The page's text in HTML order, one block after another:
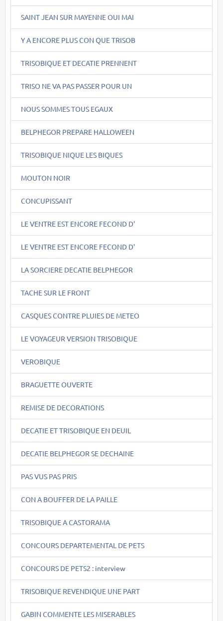
SAINT JEAN SUR MAYENNE OUI MAI
Y A ENCORE PLUS CON QUE TRISOB
TRISOBIQUE ET DECATIE PRENNENT
TRISO NE VA PAS PASSER POUR UN
NOUS SOMMES TOUS EGAUX
BELPHEGOR PREPARE HALLOWEEN
TRISOBIQUE NIQUE LES BIQUES
MOUTON NOIR
CONCUPISSANT
LE VENTRE EST ENCORE FECOND D'
LE VENTRE EST ENCORE FECOND D'
LA SORCIERE DECATIE BELPHEGOR
TACHE SUR LE FRONT
CASQUES CONTRE PLUIES DE METEO
LE VOYAGEUR VERSION TRISOBIQUE
VEROBIQUE
BRAGUETTE OUVERTE
REMISE DE DECORATIONS
DECATIE ET TRISOBIQUE EN DEUIL
DECATIE BELPHEGOR SE DECHAINE
PAS VUS PAS PRIS
CON A BOUFFER DE LA PAILLE
TRISOBIQUE A CASTORAMA
CONCOURS DEPARTEMENTAL DE PETS
CONCOURS DE PETS2 : interview
TRISOBIQUE REVENDIQUE UNE PART
GABIN COMMENTE LES MISERABLES